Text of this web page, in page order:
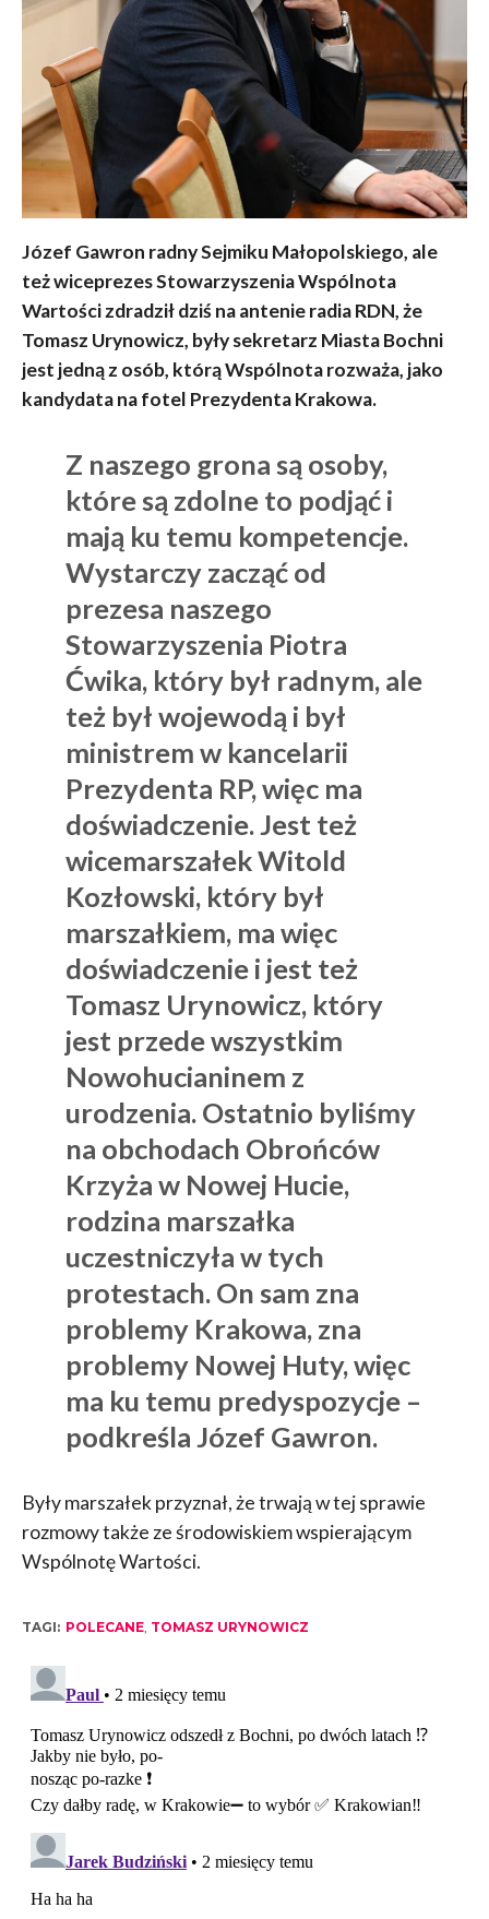
Józef Gawron radny Sejmiku Małopolskiego, ale
też wiceprezes Stowarzyszenia Wspólnota
Wartości zdradził dziś na antenie radia RDN, że
Tomasz Urynowicz, były sekretarz Miasta Bochni
jest jedną z osób, którą Wspólnota rozważa, jako
kandydata na fotel Prezydenta Krakowa.
Z naszego grona są osoby,
które są zdolne to podjąć i
mają ku temu kompetencje.
Wystarczy zacząć od
prezesa naszego
Stowarzyszenia Piotra
Ćwika, który był radnym, ale
też był wojewodą i był
ministrem w kancelarii
Prezydenta RP, więc ma
doświadczenie. Jest też
wicemarszałekWitold
Kozłowski, który był
marszałkiem, ma więc
doświadczenie i jest też
Tomasz Urynowicz, który
jest przede wszystkim
Nowohucianinem z
urodzenia. Ostatnio byliśmy
na obchodach Obrońców
Krzyża w Nowej Hucie,
rodzina marszałka
uczestniczyła w tych
protestach. On sam zna
problemy Krakowa, zna
problemy Nowej Huty, więc
ma ku temu predyspozycje –
podkreśla Józef Gawron.
Były marszałek przyznał, że trwają w tej sprawie
rozmowy także ze środowiskiem wspierającym
Wspólnotę Wartości.
TAGI: POLECANE, TOMASZ URYNOWICZ